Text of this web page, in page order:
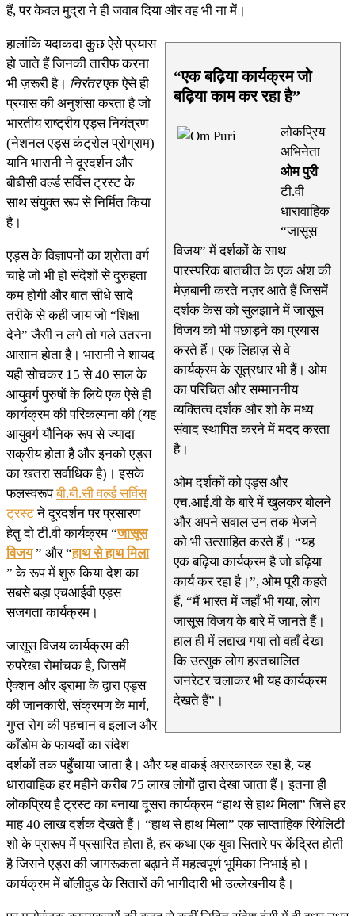
हैं, पर केवल मुद्रा ने ही जवाब दिया और वह भी ना में।
“एक बढ़िया कार्यक्रम जो
बढ़िया काम कर रहा है”
लोकप्रिय
अभिनेता
ओम पुरी
टी.वी
धारावाहिक
“जासूस
विजय” में दर्शकों के साथ
पारस्परिक बातचीत के एक अंश की
मेज़बानी करते नज़र आते हैं जिसमें
दर्शक केस को सुलझाने में जासूस
विजय को भी पछाड़ने का प्रयास
करते हैं। एक लिहाज़ से वे
कार्यक्रम के सूत्रधार भी हैं। ओम
का परिचित और सम्माननीय
व्यक्तित्व दर्शक और शो के मध्य
संवाद स्थापित करने में मदद करता
है।
ओम दर्शकों को एड्स और
एच.आई.वी के बारे में खुलकर बोलने
और अपने सवाल उन तक भेजने
को भी उत्साहित करते हैं। “यह
एक बढ़िया कार्यक्रम है जो बढ़िया
कार्य कर रहा है।”, ओम पूरी कहते
हैं, “मैं भारत में जहाँ भी गया, लोग
जासूस विजय के बारे में जानते हैं।
हाल ही में लद्दाख गया तो वहाँ देखा
कि उत्सुक लोग हस्तचालित
जनरेटर चलाकर भी यह कार्यक्रम
देखते हैं”।
हालांकि यदाकदा कुछ ऐसे प्रयास
हो जाते हैं जिनकी तारीफ करना
भी ज़रूरी है। निरंतरएक ऐसे ही
प्रयास की अनुशंसा करता है जो
भारतीय राष्ट्रीय एड्स नियंत्रण
(नेशनल एड्स कंट्रोल प्रोग्राम)
यानि भारानी ने दूरदर्शन और
बीबीसी वर्ल्ड सर्विस ट्रस्ट के
साथ संयुक्त रूप से निर्मित किया
है।
एड्स के विज्ञापनों का श्रोता वर्ग
चाहे जो भी हो संदेशों से दुरुहता
कम होगी और बात सीधे सादे
तरीके से कही जाय जो “शिक्षा
देने” जैसी न लगे तो गले उतरना
आसान होता है। भारानी ने शायद
यही सोचकर 15‍‌‍‍‍‍‍ से 40 साल के
आयुवर्ग पुरुषों के लिये एक ऐसे ही
कार्यक्रम की परिकल्पना की (यह
आयुवर्ग यौनिक रूप से ज्यादा
सक्रीय होता है और इनको एड्स
का खतरा सर्वाधिक है)। इसके
फलस्वरूपबी.बी.सी वर्ल्ड सर्विस
ट्रस्टने दूरदर्शन पर प्रसारण
हेतु दो टी.वी कार्यक्रम “जासूस
विजय” और “हाथ से हाथ मिला
” के रूप में शुरु किया देश का
सबसे बड़ा एचआईवी एड्स
सजगता कार्यक्रम।
जासूस विजय कार्यक्रम की
रुपरेखा रोमांचक है, जिसमें
ऐक्शन और ड्रामा के द्वारा एड्स
की जानकारी, संक्रमण के मार्ग,
गुप्त रोग की पहचान व इलाज और
काँडोम के फायदों का संदेश
दर्शकों तक पहुँचाया जाता है। और यह वाकई असरकारक रहा है, यह
धारावाहिक हर महीने करीब 75 लाख लोगों द्वारा देखा जाता हैं। इतना ही
लोकप्रिय है ट्रस्ट का बनाया दूसरा कार्यक्रम “हाथ से हाथ मिला” जिसे हर
माह 40 लाख दर्शक देखते हैं। “हाथ से हाथ मिला” एक साप्ताहिक रियेलिटी
शो के प्रारूप में प्रसारित होता है, हर कथा एक युवा सितारे पर केंद्रित होती
है जिसने एड्स की जागरूकता बढ़ाने में महत्वपूर्ण भूमिका निभाई हो।
कार्यक्रम में बॉलीवुड के सितारों की भागीदारी भी उल्लेखनीय है।